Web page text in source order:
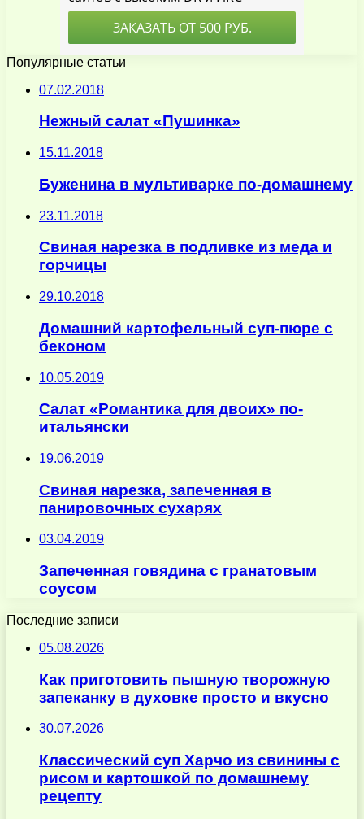
Популярные статьи
07.02.2018
Нежный салат «Пушинка»
15.11.2018
Буженина в мультиварке по-домашнему
23.11.2018
Свиная нарезка в подливке из меда и
горчицы
29.10.2018
Домашний картофельный суп-пюре с
беконом
10.05.2019
Салат «Романтика для двоих» по-
итальянски
19.06.2019
Свиная нарезка, запеченная в
панировочных сухарях
03.04.2019
Запеченная говядина с гранатовым
соусом
Последние записи
05.08.2026
Как приготовить пышную творожную
запеканку в духовке просто и вкусно
30.07.2026
Классический суп Харчо из свинины с
рисом и картошкой по домашнему
рецепту